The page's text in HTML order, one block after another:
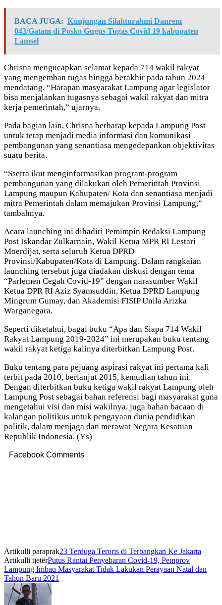
BACA JUGA: Kunjungan Silahturahmi Danrem
043/Gatam di Posko Gugus Tugas Covid 19 kabupaten
Lamsel
Chrisna mengucapkan selamat kepada 714 wakil rakyat
yang mengemban tugas hingga berakhir pada tahun 2024
mendatang. “Harapan masyarakat Lampung agar legislator
bisa menjalankan tugasnya sebagai wakil rakyat dan mitra
kerja pemerintah,” ujarnya.
Pada bagian lain, Chrisna berharap kepada Lampung Post
untuk tetap menjadi media informasi dan komunikasi
pembangunan yang senantiasa mengedepankan objektivitas
suatu berita.
“Sserta ikut menginformasikan program-program
pembangunan yang dilakukan oleh Pemerintah Provinsi
Lampung maupun Kabupaten/ Kota dan senantiasa menjadi
mitra Pemerintah dalam memajukan Provinsi Lampung,”
tambahnya.
Acara launching ini dihadiri Pemimpin Redaksi Lampung
Post Iskandar Zulkarnain, Wakil Ketua MPR RI Lestari
Moerdijat, serta seluruh Ketua DPRD
Provinsi/Kabupaten/Kota di Lampung. Dalam rangkaian
launching tersebut juga diadakan diskusi dengan tema
“Parlemen Cegah Covid-19” dengan narasumber Wakil
Ketua DPR RI Aziz Syamsuddin, Ketua DPRD Lampung
Mingrum Gumay, dan Akademisi FISIP Unila Arizka
Warganegara.
Seperti diketahui, bagai buku “Apa dan Siapa 714 Wakil
Rakyat Lampung 2019-2024” ini merupakan buku tentang
wakil rakyat ketiga kalinya diterbitkan Lampung Post.
Buku tentang para pejuang aspirasi rakyat ini pertama kali
terbit pada 2010, berlanjut 2015, kemudian tahun ini.
Dengan diterbitkan buku ketiga wakil rakyat Lampung oleh
Lampung Post sebagai bahan referensi bagi masyarakat guna
mengetahui visi dan misi wakilnya, juga bahan bacaan di
kalangan politikus untuk pengayaan dunia pendidikan
politik, dalam menjaga dan merawat Negara Kesatuan
Republik Indonesia. (Ys)
Facebook Comments
Artikulli paraprak23 Terduga Teroris di Terbangkan Ke Jakarta
Artikulli tjetërPutus Rantai Penyebaran Covid-19, Pemprov
Lampung Imbau Masyarakat Tidak Lakukan Perayaan Natal dan
Tahun Baru 2021